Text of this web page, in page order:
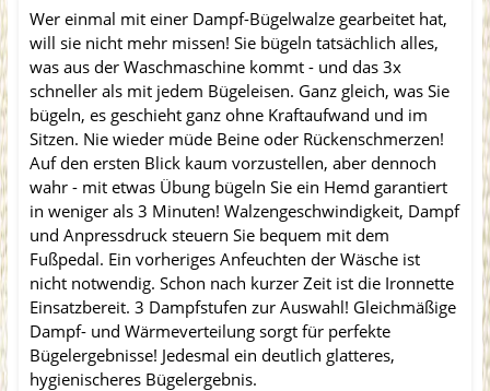
Wer einmal mit einer Dampf-Bügelwalze gearbeitet hat,
will sie nicht mehr missen! Sie bügeln tatsächlich alles,
was aus der Waschmaschine kommt - und das 3x
schneller als mit jedem Bügeleisen. Ganz gleich, was Sie
bügeln, es geschieht ganz ohne Kraftaufwand und im
Sitzen. Nie wieder müde Beine oder Rückenschmerzen!
Auf den ersten Blick kaum vorzustellen, aber dennoch
wahr - mit etwas Übung bügeln Sie ein Hemd garantiert
in weniger als 3 Minuten! Walzengeschwindigkeit, Dampf
und Anpressdruck steuern Sie bequem mit dem
Fußpedal. Ein vorheriges Anfeuchten der Wäsche ist
nicht notwendig. Schon nach kurzer Zeit ist die Ironnette
Einsatzbereit. 3 Dampfstufen zur Auswahl! Gleichmäßige
Dampf- und Wärmeverteilung sorgt für perfekte
Bügelergebnisse! Jedesmal ein deutlich glatteres,
hygienischeres Bügelergebnis.